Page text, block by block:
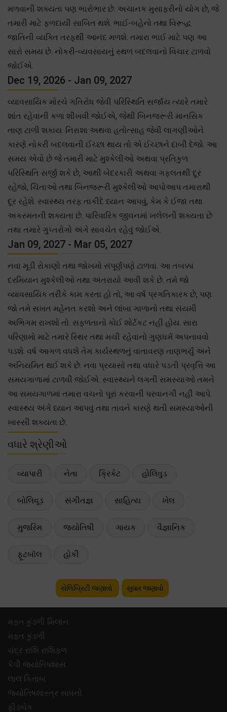
મળવાની શક્યતા પણ ભારોભાર છે. અચાનક મુસાફરીનો યોગ છે, જે
તમારી માટે ફળદાયી સાબિત થશે. ભાઈ-બહેનો તથા વિરૂદ્ધ
જાતિની વ્યક્તિ તરફથી આનંદ મળશે. તમારા ભાઈ માટે પણ આ
સારો સમય છે. નોકરી-વ્યવસાયનું સ્થળ બદલવાનો વિચાર ટાળવો
જોઈએ.
Dec 19, 2026 - Jan 09, 2027
વ્યાવસાયિક મોરચે ગતિરોધ જેવી પરિસ્થિતિ સર્જાય ત્યારે તમારે
શાંત રહેવાની કળા શીખવી જોઈએ, જેથી બિનજરૂરી માનસિક
તાણ ટાળી શકાય. નિરાશા અથવા હતોત્સાહ જેવી લાગણીઓને
કારણે નોકરી બદલવાની ઈચ્છા થાય તો એ ઈચ્છાને દાબી દેજો. આ
સમય એવો છે જે તમારી માટે મુશ્કેલીઓ અથવા પ્રતિકુળ
પરિસ્થિતિ સર્જી શકે છે, આથી બેદરકારી અથવા ગફલતથી દૂર
રહેજો, ચિંતાઓ તથા બિનજરૂરી મુશ્કેલીઓ આપોઆપ તમારાથી
દૂર રહેશે. સ્વાસ્થ્ય તરફ તાકીદે ધ્યાન આપવું, કેમ કે ઈજા તથા
અકસ્મતની શક્યતા છે. પારિવારિક જીવનમાં ખલેલની શક્યતા છે
તથા તમારે ગુપ્તરોગો અંગે સાવચેત રહેવું જોઈએ.
Jan 09, 2027 - Mar 05, 2027
નવા મૂડી રોકાણો તથા જોખમો સંપૂર્ણપણે ટાળવા. આ તબક્કા
દરમિયાન મુશ્કેલીઓ તથા અંતરાયો આવી શકે છે. તમે જો
વ્યાવસાયિક તરીકે કામ કરતા હો તો, આ વર્ષ પ્રગતિકારક છે, પણ
જો તમે સખત મહેનત કરશો અને લાંબા ગાળાનો તથા સંયમી
અભિગમ રાખશો તો. સફળતાનો કોઈ શોર્ટકટ નહીં હોય. સારા
પરિણામો માટે તમારે સ્થિર તથા મચી રહેવાનો ગુણધર્મ અપનાવવો
પડશે. વર્ષ આગળ વધશે તેમ કાર્યસ્થળનું વાતાવરણ તાણભર્યું અને
અનિયમિત થઈ શકે છે. નવા પ્રયાસો તથા વધારે પડતી પ્રવૃત્તિ આ
સમયગાળામાં ટાળવી જોઈએ. સ્વાસ્થ્યને લગતી સમસ્યાઓ તમને
આ સમયગાળમાં તમારા વચનો પૂરાં કરવાની પરવાનગી નહીં આપે.
સ્વાસ્થ્ય અંગે ધ્યાન આપવું તથા તાવને કારણે થતી સમસ્યાઓની
ખાસ્સી શક્યતા છે.
વધારે શ્રેણીઓ
વ્યાપારી નેતા ક્રિકેટ હોલિવુડ
બોલિવૂડ સંગીતજ્ઞ સાહિત્ય ખેલ
મુજરિમ જ્યોતિષી ગાયક વૈજ્ઞાનિક
ફૂટબૉલ હોકી
સેલિબ્રિટી જણાવો સુધાર જણાવો
મફ્ત કુંડળી મિલાન
મફ્ત કુંડળી
ચંદ્ર રાશિ રાશિફળ
કેપી જ્યોતિષશાસ
લાલ કિતાબ
જ્યોતિષશાસ્ત્ર સાધનો
ફીડબેક